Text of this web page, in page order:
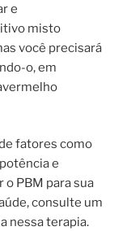
e
misto
você precisará
o, em
fatores como
e
PBM para sua
consulte um
nessa terapia.